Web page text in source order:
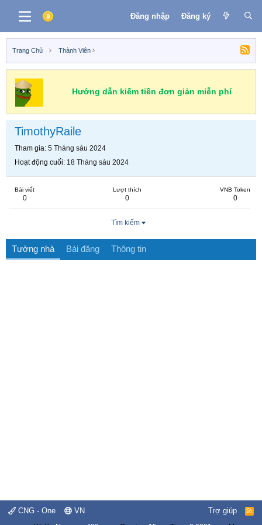
Đăng nhập Đăng ký
Trang Chủ Thành Viên
Hướng dẫn kiếm tiền đơn giản miễn phí
TimothyRaile
Tham gia 5 Tháng sáu 2024
Hoạt động cuối 18 Tháng sáu 2024
Bài viết
0
Lượt thích
0
VNB Token
0
Tìm kiếm
Tường nhà Bài đăng Thông tin
CNG - One VN Trợ giúp
R